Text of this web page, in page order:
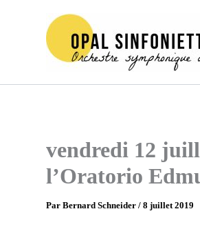
vendredi 12
l’Oratorio
ParBernard Schneider/8 juillet 2019